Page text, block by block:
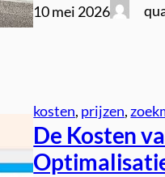
10 mei 2026
kosten, prijzen,
De Kosten